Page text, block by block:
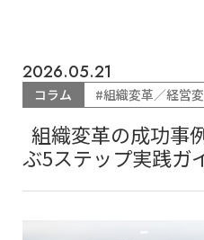
2026.05.21
コラム #組織変革／経営
組織変革の成功事
ぶ5ステップ実践ガ